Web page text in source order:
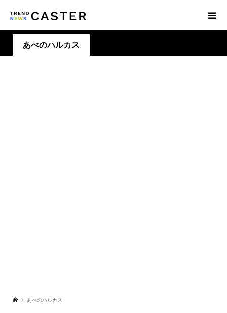
あべのハルカス
あべのハルカス